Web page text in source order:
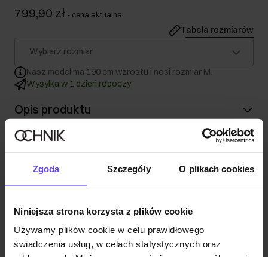
Zgoda Szczegóły O plikach cookies
Niniejsza strona korzysta z plików cookie
Używamy plików cookie w celu prawidłowego
świadczenia usług, w celach statystycznych oraz
799,90 zł - cena aktualna
Tabela rozmiarów
Wybierz rozmiar
Nasz model ma 190 cm wzrostu i nosi rozmiar M.
Wysyłka w 1 dzień roboczy
Opis produktu
Skład
Opinie